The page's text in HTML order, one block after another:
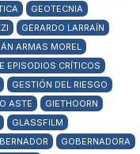
GEOTECNIA
GERARDO LARRAÍN
ARMAS MOREL
EPISODIOS CRÍTICOS
GESTIÓN DEL RIESGO
ASTE
GIETHOORN
GLASSFILM
GOBERNADORA